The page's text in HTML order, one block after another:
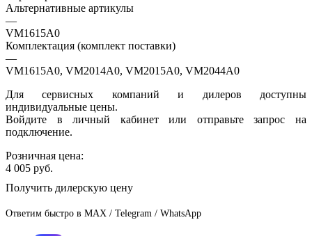
Альтернативные артикулы
—
VM1615A0
Комплектация (комплект поставки)
—
VM1615A0, VM2014A0, VM2015A0, VM2044A0
Для сервисных компаний и дилеров доступны
индивидуальные цены.
Войдите в личный кабинет или отправьте запрос на
подключение.
Розничная цена:
4 005 руб.
Получить дилерскую цену
Ответим быстро в MAX / Telegram / WhatsApp